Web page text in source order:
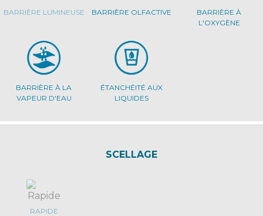
BARRIÈRE LUMINEUSE BARRIÈRE OLFACTIVE
BARRIÈRE À
L'OXYGÈNE
BARRIÈRE À LA
VAPEUR D'EAU
ÉTANCHÉITÉ AUX
LIQUIDES
SCELLAGE
RAPIDE